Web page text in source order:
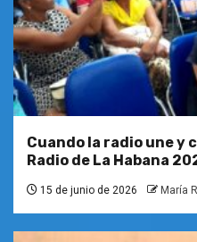
Cuando la radio une y
Radio de La Habana
15 de junio de 2026 María